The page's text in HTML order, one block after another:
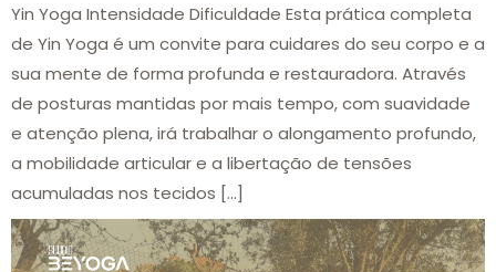
Yin Yoga Intensidade Dificuldade Esta prática completa
de Yin Yoga é um convite para cuidares do seu corpo e a
sua mente de forma profunda e restauradora. Através
de posturas mantidas por mais tempo, com suavidade
e atenção plena, irá trabalhar o alongamento profundo,
a mobilidade articular e a libertação de tensões
acumuladas nos tecidos […]